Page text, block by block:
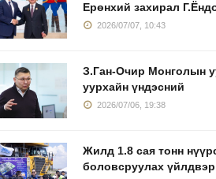
Ерөнхий захирал
2026/07/07, 10:43
З.Ган-Очир Монголын
уурхайн үндэсний
2026/07/06, 19:38
Жилд 1.8 сая тонн
боловсруулах үйлдвэр